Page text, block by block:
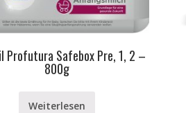
Profutura Safebox Pre, 1, 2 –
800g
Weiterlesen